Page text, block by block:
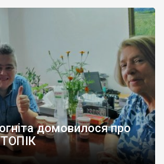
домовилося про